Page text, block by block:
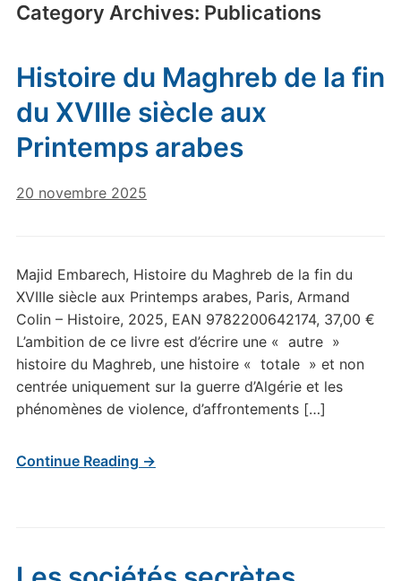
Category Archives: Publications
Histoire du Maghreb de la fin
du XVIIIe siècle aux
Printemps arabes
20 novembre 2025
Majid Embarech, Histoire du Maghreb de la fin du
XVIIIe siècle aux Printemps arabes, Paris, Armand
Colin – Histoire, 2025, EAN 9782200642174, 37,00 €
L’ambition de ce livre est d’écrire une « autre »
histoire du Maghreb, une histoire « totale » et non
centrée uniquement sur la guerre d’Algérie et les
phénomènes de violence, d’affrontements […]
Continue Reading →